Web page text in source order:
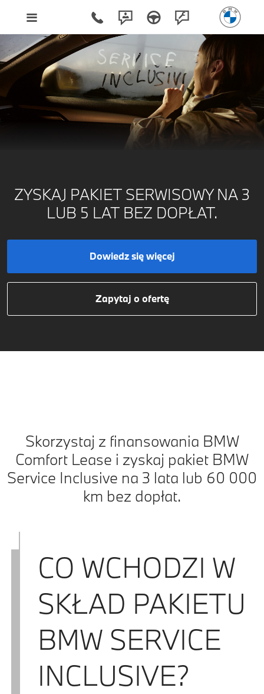
ZYSKAJ PAKIET SERWISOWY NA 3
LUB 5 LAT BEZ DOPŁAT.
Dowiedz się więcej
Zapytaj o ofertę
Skorzystaj z finansowania BMW
Comfort Lease i zyskaj pakiet BMW
Service Inclusive na 3 lata lub 60 000
km bez dopłat.
CO WCHODZI W
SKŁAD PAKIETU
BMW SERVICE
INCLUSIVE?